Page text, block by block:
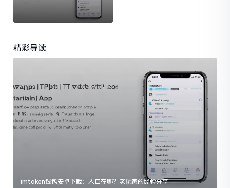
一文给你说清楚
精彩导读
imtoken钱包安卓下载：入口在哪？老玩家的经验分享